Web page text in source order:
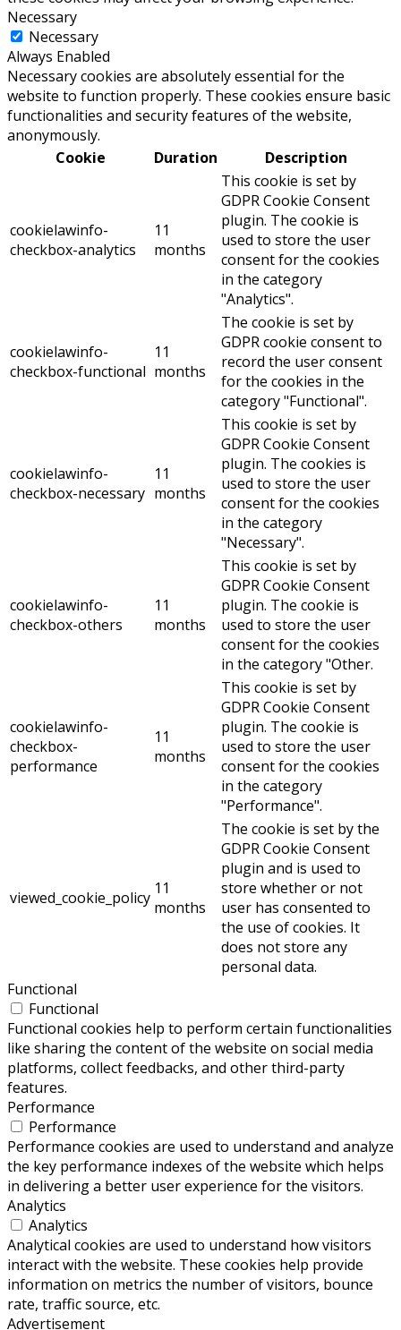
Necessary
Necessary
Always Enabled
Necessary cookies are absolutely essential for the
website to function properly. These cookies ensure basic
functionalities and security features of the website,
anonymously.
Cookie
Duration Description
cookielawinfo-
checkbox-analytics
11
months
This cookie is set by
GDPR Cookie Consent
plugin. The cookie is
used to store the user
consent for the cookies
in the category
"Analytics".
cookielawinfo-
checkbox-functional
11
months
The cookie is set by
GDPR cookie consent to
record the user consent
for the cookies in the
category "Functional".
cookielawinfo-
checkbox-necessary
11
months
This cookie is set by
GDPR Cookie Consent
plugin. The cookies is
used to store the user
consent for the cookies
in the category
"Necessary".
cookielawinfo-
checkbox-others
11
months
This cookie is set by
GDPR Cookie Consent
plugin. The cookie is
used to store the user
consent for the cookies
in the category "Other.
cookielawinfo-
checkbox-
performance
11
months
This cookie is set by
GDPR Cookie Consent
plugin. The cookie is
used to store the user
consent for the cookies
in the category
"Performance".
viewed_cookie_policy 11
months
The cookie is set by the
GDPR Cookie Consent
plugin and is used to
store whether or not
user has consented to
the use of cookies. It
does not store any
personal data.
Functional
Functional
Functional cookies help to perform certain functionalities
like sharing the content of the website on social media
platforms, collect feedbacks, and other third-party
features.
Performance
Performance
Performance cookies are used to understand and analyze
the key performance indexes of the website which helps
in delivering a better user experience for the visitors.
Analytics
Analytics
Analytical cookies are used to understand how visitors
interact with the website. These cookies help provide
information on metrics the number of visitors, bounce
rate, traffic source, etc.
Advertisement